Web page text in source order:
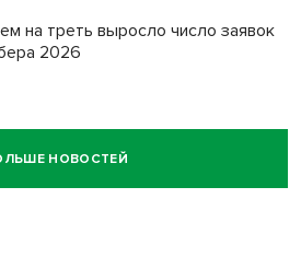
на треть выросло число заявок
2026
НОВОСТЕЙ